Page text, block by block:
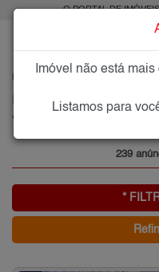
O PORTAL DE
Imóveis à Venda na Vila
Vila Regente Feijó, Zona Leste
239
*
Imóvel não está
Listamos para